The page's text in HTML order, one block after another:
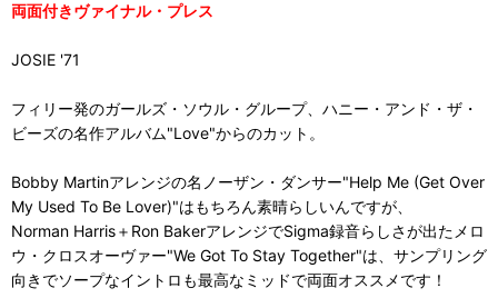
両面付きヴァイナル・プレス
JOSIE '71
フィリー発のガールズ・ソウル・グループ、ハニー・アンド・ザ・
ビーズの名作アルバム"Love"からのカット。
Bobby Martinアレンジの名ノーザン・ダンサー"Help Me (Get Over
My Used To Be Lover)"はもちろん素晴らしいんですが、
Norman Harris＋Ron BakerアレンジでSigma録音らしさが出たメロ
ウ・クロスオーヴァー"We Got To Stay Together"は、サンプリング
向きでソープなイントロも最高なミッドで両面オススメです！